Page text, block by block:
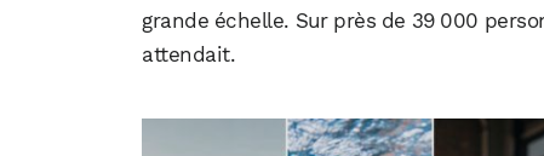
grande échelle. Sur près de 39 000
attendait.